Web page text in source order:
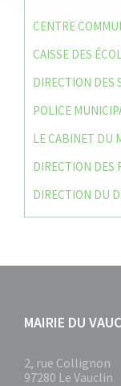
CENTRE
CAISSE DES
DIRECTION DES
POLICE
LE CABINET DU
DIRECTION DES
DIRECTION DU
MAIRIE DU
2, rue Collignon
97280 Le Vauclin